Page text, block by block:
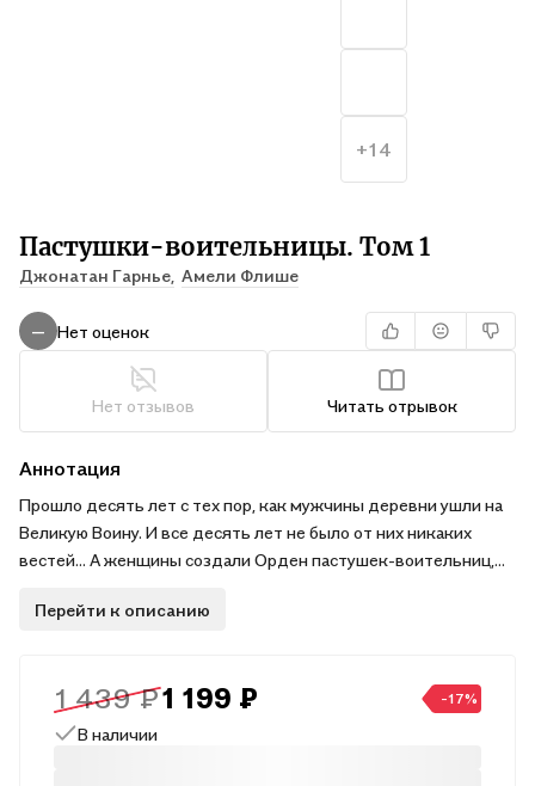
Пастушки-воительницы. Том 1
Джонатан Гарнье, Амели Флише
— Нет оценок
Нет отзывов Читать отрывок
+14
Аннотация
Прошло десять лет с тех пор, как мужчины деревни ушли на
Великую Воину. И все десять лет не было от них никаких
вестей... А женщины создали Орден пастушек-воительниц,
Молли уже десять лет. Она наконец-то готова начать
Чернобородый и друг Лиам будут сопровождать её во всех
приключениях!
Перейти к описанию
1 439 ₽1 199 ₽ -17%
В наличии